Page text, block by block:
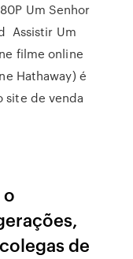
Um Senhor
Assistir Um
filme online
Hathaway) é
site de venda
de